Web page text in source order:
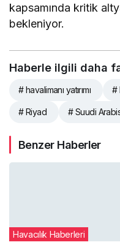
kapsamında kritik
bekleniyor.
Haberle ilgili daha
# havalimanı yatırımı #
# Riyad # Suudi
Benzer Haberler
Havacılık Haberleri